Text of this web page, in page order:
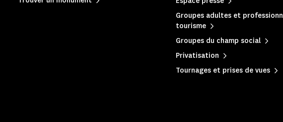
Groupes adultes et
tourisme
Groupes du champ social
Privatisation
Tournages et prises de vues